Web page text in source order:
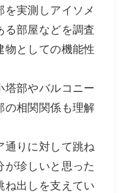
実測しアイソメ
る部屋などを調査
物としての機能性
塔部やバルコニー
の相関関係も理解
通りに対して跳ね
が珍しいと思った
ね出しを支えてい